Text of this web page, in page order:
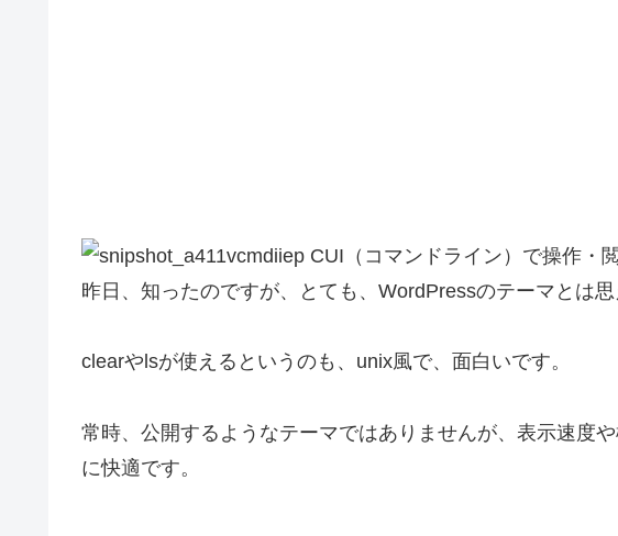
CUI（コマンドライン）で操作・
昨日、知ったのですが、とても、WordPressのテーマとは思
clearやlsが使えるというのも、unix風で、面白いです。
常時、公開するようなテーマではありませんが、表示速度
に快適です。